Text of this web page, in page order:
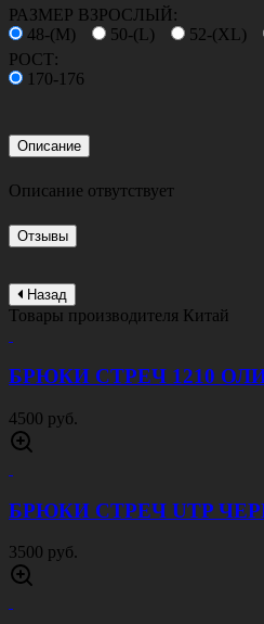
РАЗМЕР ВЗРОСЛЫЙ:
48-(M)
50-(L) 52-(XL)
РОСТ:
170-176
Описание
Описание отвутствует
Отзывы
Назад
Товары производителя Китай
БРЮКИ СТРЕЧ 1210
4500 руб.
БРЮКИ СТРЕЧ UTP
3500 руб.